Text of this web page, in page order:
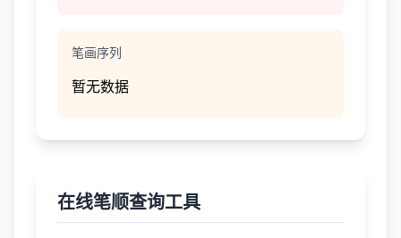
笔画序列
暂无数据
在线笔顺查询工具